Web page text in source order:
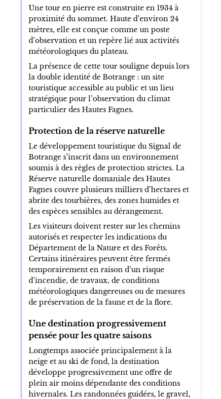
Une tour en pierre est construite en 1934 à
proximité du sommet. Haute d’environ 24
mètres, elle est conçue comme un poste
d’observation et un repère lié aux activités
météorologiques du plateau.
La présence de cette tour souligne depuis lors
la double identité de Botrange : un site
touristique accessible au public et un lieu
stratégique pour l’observation du climat
particulier des Hautes Fagnes.
Protection de la réserve naturelle
Le développement touristique du Signal de
Botrange s’inscrit dans un environnement
soumis à des règles de protection strictes. La
Réserve naturelle domaniale des Hautes
Fagnes couvre plusieurs milliers d’hectares et
abrite des tourbières, des zones humides et
des espèces sensibles au dérangement.
Les visiteurs doivent rester sur les chemins
autorisés et respecter les indications du
Département de la Nature et des Forêts.
Certains itinéraires peuvent être fermés
temporairement en raison d’un risque
d’incendie, de travaux, de conditions
météorologiques dangereuses ou de mesures
de préservation de la faune et de la flore.
Une destination progressivement
pensée pour les quatre saisons
Longtemps associée principalement à la
neige et au ski de fond, la destination
développe progressivement une offre de
plein air moins dépendante des conditions
hivernales. Les randonnées guidées, le gravel,